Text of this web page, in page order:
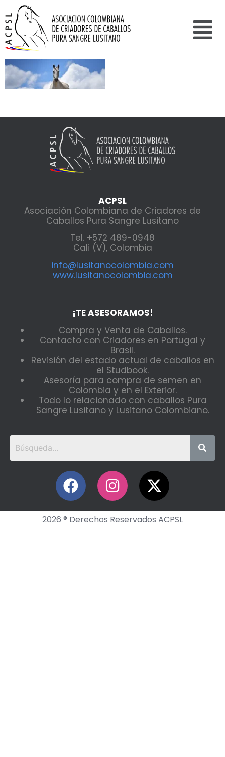
ACPSL
Asociación Colombiana de Criadores de
Caballos Pura Sangre Lusitano
Tel. +572 489-0948
Cali (V), Colombia
info@lusitanocolombia.com
www.lusitanocolombia.com
¡TE ASESORAMOS!
Compra y Venta de Caballos.
Contacto con Criadores en Portugal y
Brasil.
Revisión del estado actual de caballos en
el Studbook.
Asesoría para compra de semen en
Colombia y en el Exterior.
Todo lo relacionado con caballos Pura
Sangre Lusitano y Lusitano Colombiano.
2026 ® Derechos Reservados ACPSL